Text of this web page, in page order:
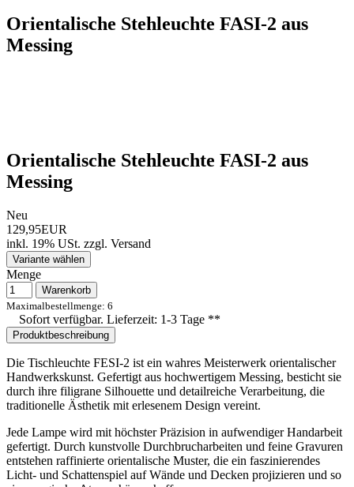
Orientalische Stehleuchte FASI-2 aus
Messing
Orientalische Stehleuchte FASI-2 aus
Messing
Neu
129,95EUR
inkl. 19% USt. zzgl. Versand
Variante wählen
Menge
Warenkorb
Maximalbestellmenge: 6
Sofort verfügbar. Lieferzeit: 1-3 Tage **
Produktbeschreibung
Die Tischleuchte FESI-2 ist ein wahres Meisterwerk orientalischer
Handwerkskunst. Gefertigt aus hochwertigem Messing, besticht sie
durch ihre filigrane Silhouette und detailreiche Verarbeitung, die
traditionelle Ästhetik mit erlesenem Design vereint.
Jede Lampe wird mit höchster Präzision in aufwendiger Handarbeit
gefertigt. Durch kunstvolle Durchbrucharbeiten und feine Gravuren
entstehen raffinierte orientalische Muster, die ein faszinierendes
Licht- und Schattenspiel auf Wände und Decken projizieren und so